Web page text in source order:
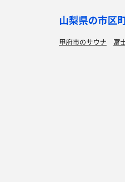
山梨県の市区
甲府市のサウナ 富